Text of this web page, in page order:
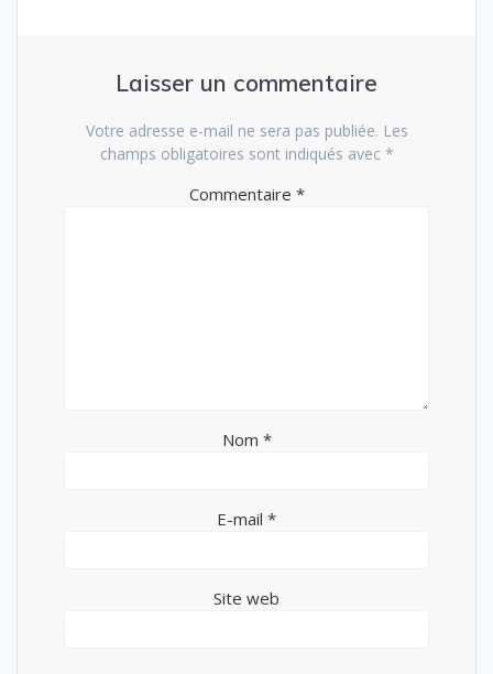
Laisser un commentaire
Votre adresse e-mail ne sera pas publiée. Les
champs obligatoires sont indiqués avec *
Commentaire *
Nom *
E-mail *
Site web